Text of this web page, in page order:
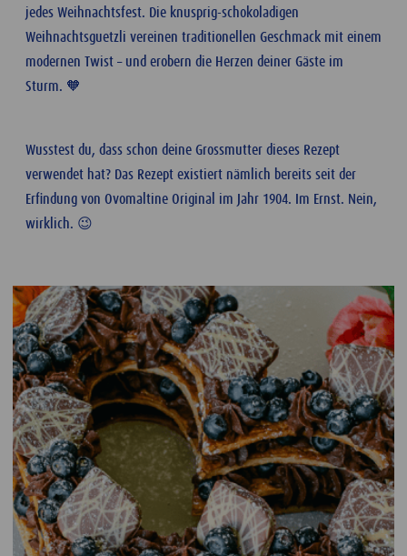
jedes Weihnachtsfest. Die knusprig-schokoladigen
Weihnachtsguetzli vereinen traditionellen Geschmack mit einem
modernen Twist – und erobern die Herzen deiner Gäste im
Sturm. 🧡
Wusstest du, dass schon deine Grossmutter dieses Rezept
verwendet hat? Das Rezept existiert nämlich bereits seit der
Erfindung von Ovomaltine Original im Jahr 1904. Im Ernst. Nein,
wirklich. 😉